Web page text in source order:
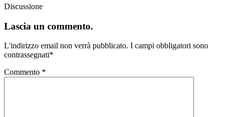
Discussione
Lascia un commento.
L'indirizzo email non verrà pubblicato. I campi obbligatori sono
contrassegnati*
Commento *